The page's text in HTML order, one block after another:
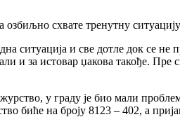
схвате тренутну
ситуација и све дотле док се
и за истовар џакова такође. Пре
у граду је био мали
биће на броју 8123 – 402, а